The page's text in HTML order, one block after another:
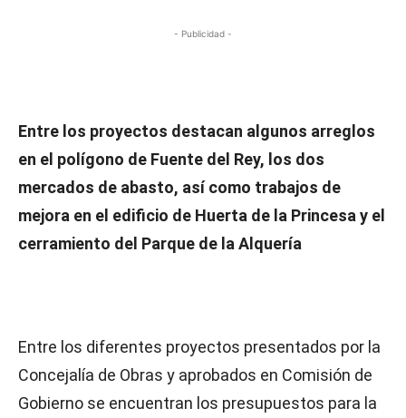
- Publicidad -
Entre los proyectos destacan algunos arreglos
en el polígono de Fuente del Rey, los dos
mercados de abasto, así como trabajos de
mejora en el edificio de Huerta de la Princesa y el
cerramiento del Parque de la Alquería
Entre los diferentes proyectos presentados por la
Concejalía de Obras y aprobados en Comisión de
Gobierno se encuentran los presupuestos para la